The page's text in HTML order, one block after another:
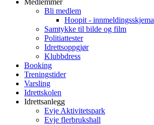
Bli medlem
Hoopit - innmeldingsskjema
Samtykke til bilde og film
Politiattester
Idrettsoppgjør
Klubbdress
Booking
Treningstider
Varsling
Idrettskolen
Idrettsanlegg
Evje Aktivitetspark
Evje flerbrukshall